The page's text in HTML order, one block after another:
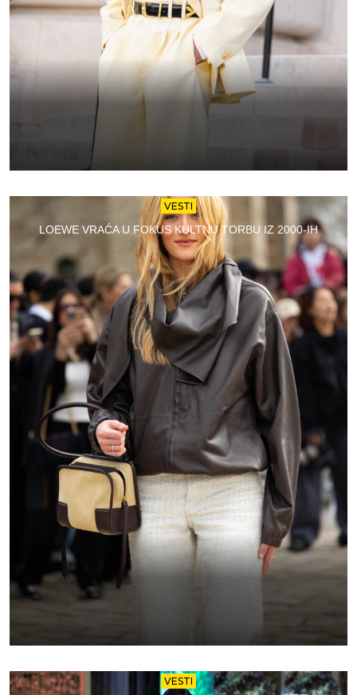
VESTI
LOEWE VRAĆA U FOKUS KULTNU TORBU IZ 2000-IH
VESTI